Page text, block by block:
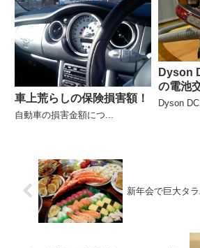
車上荒らしの保険損害額！
自動車の損害金額につ...
Dyson
の電池
Dyson
新年会で巨大タ